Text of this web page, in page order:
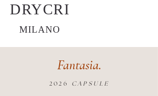
DRYCRI
MILANO
Fantasia.
2026 CAPSULE